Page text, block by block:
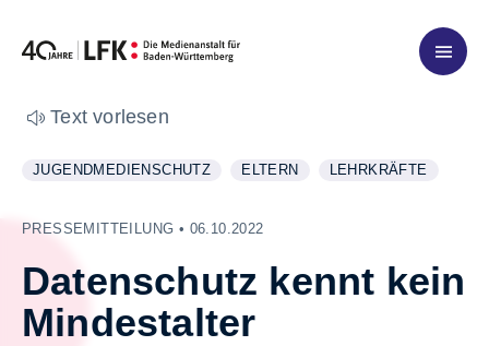
Zum Inhalt springen
Text vorlesen
WEITERE INFORMATIONEN ZUM THEMA
JUGENDMEDIENSCHUTZ
ANZEIGEN WEITERE INFORMATIONEN ZUM
ELTERN
ANZEIGEN WEITERE
LEHRKRÄFTE
ANZEIGEN
PRESSEMITTEILUNG • 06.10.2022
Datenschutz kennt kein
Mindestalter